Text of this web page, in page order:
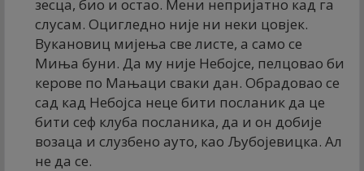
зесца, био и остао. Мени непријатно кад га
слусам. Оцигледно није ни неки цовјек.
Вукановиц мијења све листе, а само се
Миња буни. Да му није Небојсе, пелцовао би
керове по Мањаци сваки дан. Обрадовао се
сад кад Небојса неце бити посланик да це
бити сеф клуба посланика, да и он добије
возаца и слузбено ауто, као Љубојевицка. Ал
не да се.